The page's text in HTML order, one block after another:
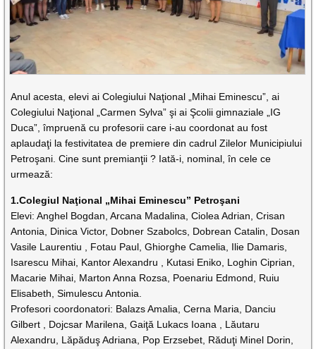
Anul acesta, elevi ai Colegiului Naţional „Mihai Eminescu”, ai
Colegiului Naţional „Carmen Sylva” şi ai Şcolii gimnaziale „IG
Duca”, împruenă cu profesorii care i-au coordonat au fost
aplaudaţi la festivitatea de premiere din cadrul Zilelor Municipiului
Petroşani. Cine sunt premianţii ? Iată-i, nominal, în cele ce
urmează:
1.Colegiul Naţional „Mihai Eminescu” Petroşani
Elevi: Anghel Bogdan, Arcana Madalina, Ciolea Adrian, Crisan
Antonia, Dinica Victor, Dobner Szabolcs, Dobrean Catalin, Dosan
Vasile Laurentiu , Fotau Paul, Ghiorghe Camelia, Ilie Damaris,
Isarescu Mihai, Kantor Alexandru , Kutasi Eniko, Loghin Ciprian,
Macarie Mihai, Marton Anna Rozsa, Poenariu Edmond, Ruiu
Elisabeth, Simulescu Antonia.
Profesori coordonatori: Balazs Amalia, Cerna Maria, Danciu
Gilbert , Dojcsar Marilena, Gaiţă Lukacs Ioana , Lăutaru
Alexandru, Lăpăduş Adriana, Pop Erzsebet, Răduţi Minel Dorin,